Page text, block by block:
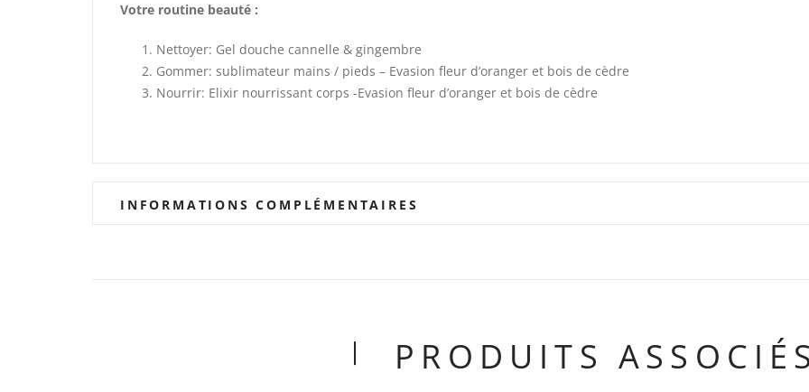
Votre routine beauté :
Nettoyer: Gel douche cannelle & gingembre
Gommer: sublimateur mains / pieds – Evasion fleur d’oranger et bois de cèdre
Nourrir: Elixir nourrissant corps -Evasion fleur d’oranger et bois de cèdre
INFORMATIONS COMPLÉMENTAIRES
PRODUITS